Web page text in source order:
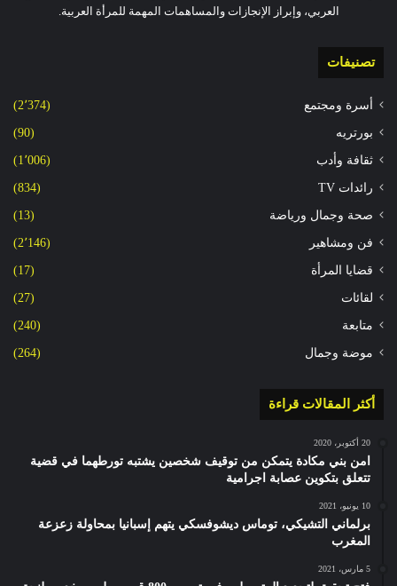
العربي، وإبراز الإنجازات والمساهمات المهمة للمرأة العربية.
تصنيفات
أسرة ومجتمع (2٬374)
بورتريه (90)
ثقافة وأدب (1٬006)
رائدات TV (834)
صحة وجمال ورياضة (13)
فن ومشاهير (2٬146)
قضايا المرأة (17)
لقائات (27)
متابعة (240)
موضة وجمال (264)
أكثر المقالات قراءة
20 أكتوبر، 2020
امن بني مكادة يتمكن من توقيف شخصين يشتبه تورطهما في قضية
تتعلق بتكوين عصابة اجرامية
10 يونيو، 2021
برلماني التشيكي، توماس ديشوفسكي يتهم إسبانيا بمحاولة زعزعة
المغرب
5 مارس، 2021